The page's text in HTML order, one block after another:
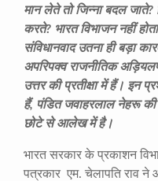
मान लेते तो जिन्ना बदल जाते?
करते? भारत विभाजन नहीं
संविधानवाद उतना ही बड़ा
अपरिपक्व राजनीतिक
उत्तर की प्रतीक्षा में हैं। इन
हैं, पंडित जवाहरलाल नेहरू
छोटे से आलेख में है।
भारत सरकार के प्रकाशन
पत्रकार एम. चेलापति राव ने